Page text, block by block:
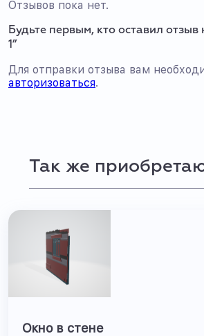
Отзывов пока нет.
Будьте первым, кто оставил
1”
Для отправки отзыва вам
авторизоваться.
Так же
Окно в стене